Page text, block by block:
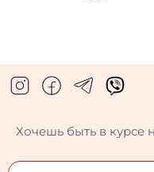
Хочешь быть в курсе